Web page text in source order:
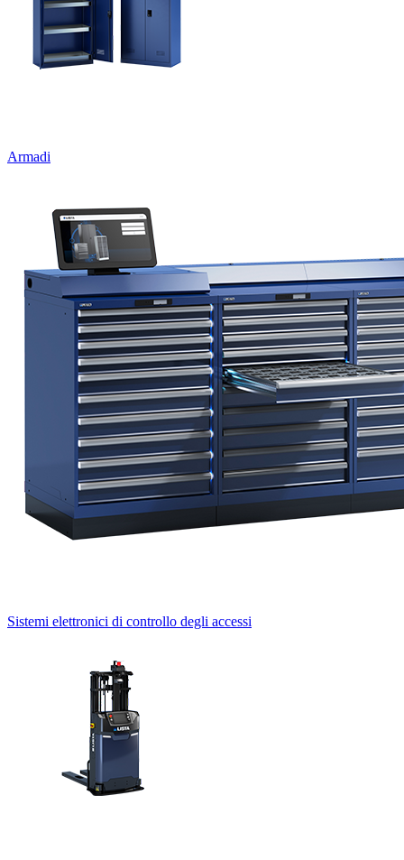
Armadi
Sistemi elettronici di controllo degli accessi